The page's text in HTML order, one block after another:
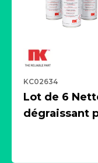
KC02634
Lot de 6
dégraissant